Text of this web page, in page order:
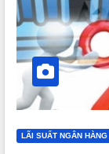
LÃI SUẤT NGÂN HÀNG